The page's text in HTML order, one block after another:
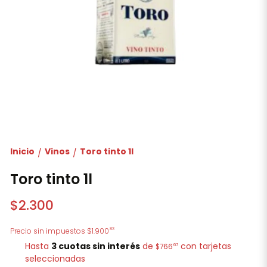
Inicio / Vinos / Toro tinto 1l
Toro tinto 1l
$2.300
Precio sin impuestos $1.90083
Hasta 3 cuotas sin interés de $766 67 con tarjetas
seleccionadas